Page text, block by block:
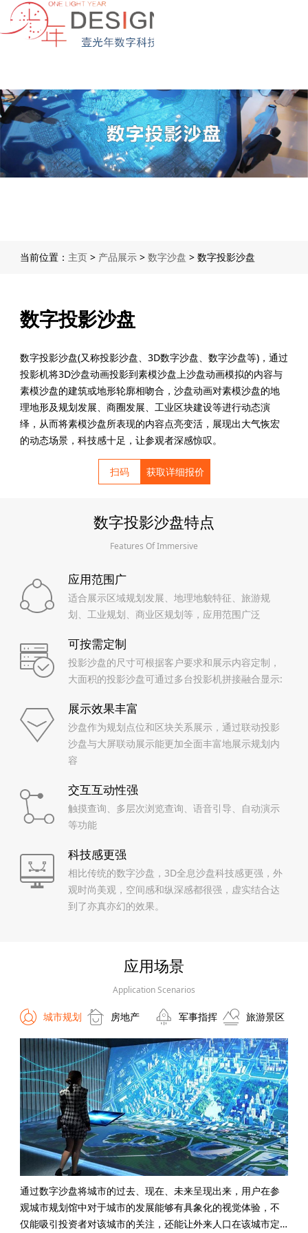
当前位置： 主页 > 产品展示 > 数字沙盘 > 数字投影沙盘
数字投影沙盘
数字投影沙盘(又称投影沙盘、3D数字沙盘、数字沙盘等)，通过
投影机将3D沙盘动画投影到素模沙盘上沙盘动画模拟的内容与
素模沙盘的建筑或地形轮廓相吻合，沙盘动画对素模沙盘的地
理地形及规划发展、商圈发展、工业区块建设等进行动态演
绎，从而将素模沙盘所表现的内容点亮变活，展现出大气恢宏
的动态场景，科技感十足，让参观者深感惊叹。
扫码 获取详细报价
数字投影沙盘特点
Features Of Immersive
应用范围广
适合展示区域规划发展、地理地貌特征、旅游规
划、工业规划、商业区规划等，应用范围广泛
可按需定制
投影沙盘的尺寸可根据客户要求和展示内容定制，
大面积的投影沙盘可通过多台投影机拼接融合显示:
展示效果丰富
沙盘作为规划点位和区块关系展示，通过联动投影
沙盘与大屏联动展示能更加全面丰富地展示规划内
容
交互互动性强
触摸查询、多层次浏览查询、语音引导、自动演示
等功能
科技感更强
相比传统的数字沙盘，3D全息沙盘科技感更强，外
观时尚美观，空间感和纵深感都很强，虚实结合达
到了亦真亦幻的效果。
应用场景
Application Scenarios
城市规划 房地产 军事指挥 旅游景区
通过数字沙盘将城市的过去、现在、未来呈现出来，用户在参
观城市规划馆中对于城市的发展能够有具象化的视觉体验，不
仅能吸引投资者对该城市的关注，还能让外来人口在该城市定